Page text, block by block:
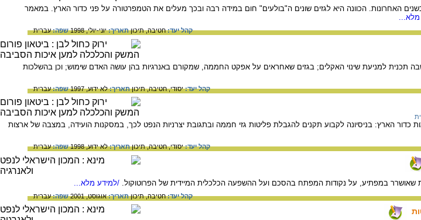
האחרונות. הכוונה היא לגזים שונים ה"בולעים" חום במידה רבה ובכך מעלים את הטמפרטורה על פני כדור הארץ. במאמר
מלא...
קהל יעד:חטיבה,תיכוןתאריך:יוני-יולי, 1998 שפה:עברית
תכנית למניעת שינוי האקלים; בגזים שאחראים על אפקט החממה, שמקורם באנרגיות בהן עושה האדם שימוש; וכן בהשלכות
קהל יעד:יסודי,חטיבה,תיכוןתאריך:לא ידוע, 1997 שפה:עברית
כדור הארץ: בניסיונה לקבוע תקנים להגבלת פליטות גזי חממה ובתגובת יצרניות הנפט לכך, במסקנות הועידה, במצבה של ארצות
קהל יעד:יסודי,חטיבה,תיכוןתאריך:לא ידוע, 1998 שפה:עברית
שאושרר במפתיע, על נקודות המפתח בהסכם ועל ההשפעה הכלכלית המיידית של הפרוטוקול. /למידע מלא...
קהל יעד:חטיבה,תיכוןתאריך:אוגוסט, 2001 שפה:עברית